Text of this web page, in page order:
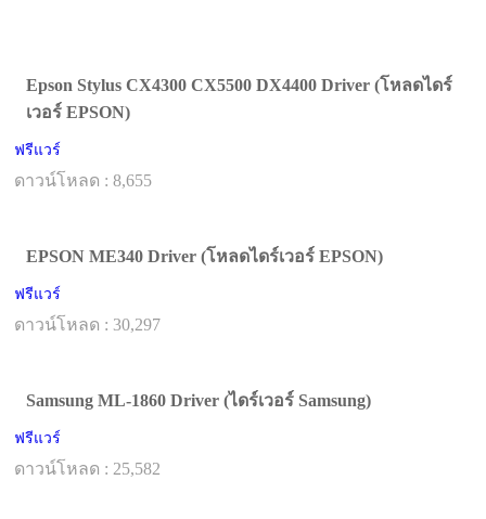
Epson Stylus CX4300 CX5500 DX4400 Driver (โหลดไดร์
เวอร์ EPSON)
ฟรีแวร์
ดาวน์โหลด : 8,655
EPSON ME340 Driver (โหลดไดร์เวอร์ EPSON)
ฟรีแวร์
ดาวน์โหลด : 30,297
Samsung ML-1860 Driver (ไดร์เวอร์ Samsung)
ฟรีแวร์
ดาวน์โหลด : 25,582